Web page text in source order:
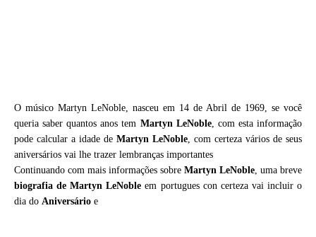
O músico Martyn LeNoble, nasceu em 14 de Abril de 1969, se você
queria saber quantos anos tem Martyn LeNoble, com esta informação
pode calcular a idade de Martyn LeNoble, com certeza vários de seus
aniversários vai lhe trazer lembranças importantes
Continuando com mais informações sobre Martyn LeNoble, uma breve
biografia deMartyn LeNoble em portugues con certeza vai incluir o
dia do Aniversário e